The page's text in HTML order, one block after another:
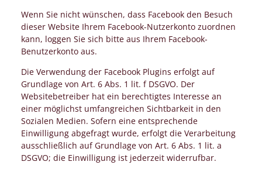
Wenn Sie nicht wünschen, dass Facebook den Besuch
dieser Website Ihrem Facebook-Nutzerkonto zuordnen
kann, loggen Sie sich bitte aus Ihrem Facebook-
Benutzerkonto aus.
Die Verwendung der Facebook Plugins erfolgt auf
Grundlage von Art. 6 Abs. 1 lit. f DSGVO. Der
Websitebetreiber hat ein berechtigtes Interesse an
einer möglichst umfangreichen Sichtbarkeit in den
Sozialen Medien. Sofern eine entsprechende
Einwilligung abgefragt wurde, erfolgt die Verarbeitung
ausschließlich auf Grundlage von Art. 6 Abs. 1 lit. a
DSGVO; die Einwilligung ist jederzeit widerrufbar.